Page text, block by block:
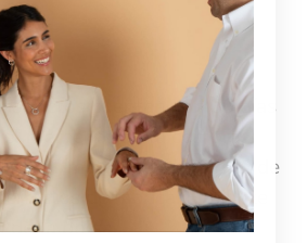
4cm
cuentan con 30 días
momento de la compra.
por materiales y 60 días de
de fábrica. El billete
de la bolsa.